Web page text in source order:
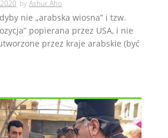
byAshur Aho
nie „arabska wiosna” i tzw.
popierana przez USA, i nie
przez kraje arabskie (być